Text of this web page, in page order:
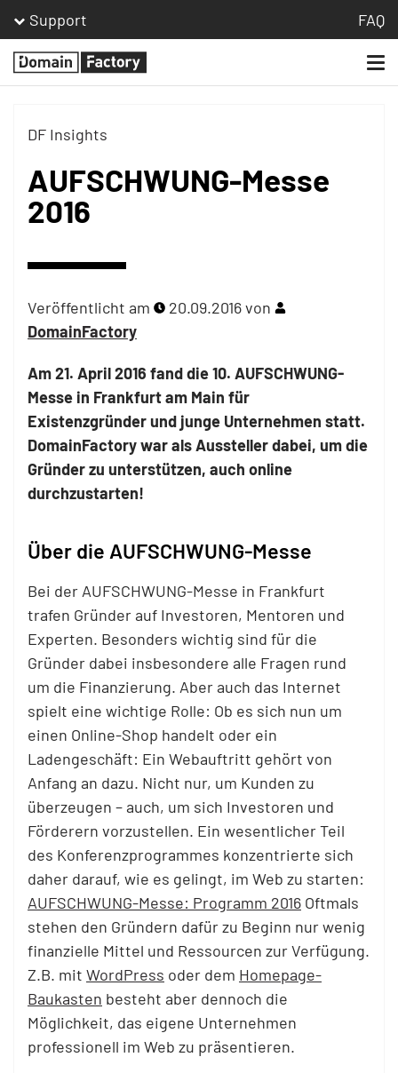
Support FAQ
Homepage
DF Insights
AUFSCHWUNG-Messe
2016
Veröffentlicht am 20.09.2016von
DomainFactory
Am 21. April 2016 fand die 10. AUFSCHWUNG-
Messe in Frankfurt am Main für
Existenzgründer und junge Unternehmen statt.
DomainFactory war als Aussteller dabei, um die
Gründer zu unterstützen, auch online
durchzustarten!
Über die AUFSCHWUNG-Messe
Bei der AUFSCHWUNG-Messe in Frankfurt
trafen Gründer auf Investoren, Mentoren und
Experten. Besonders wichtig sind für die
Gründer dabei insbesondere alle Fragen rund
um die Finanzierung. Aber auch das Internet
spielt eine wichtige Rolle: Ob es sich nun um
einen Online-Shop handelt oder ein
Ladengeschäft: Ein Webauftritt gehört von
Anfang an dazu. Nicht nur, um Kunden zu
überzeugen – auch, um sich Investoren und
Förderern vorzustellen. Ein wesentlicher Teil
des Konferenzprogrammes konzentrierte sich
daher darauf, wie es gelingt, im Web zu starten:
AUFSCHWUNG-Messe: Programm 2016 Oftmals
stehen den Gründern dafür zu Beginn nur wenig
finanzielle Mittel und Ressourcen zur Verfügung.
Z.B. mit WordPress oder dem Homepage-
Baukasten besteht aber dennoch die
Möglichkeit, das eigene Unternehmen
professionell im Web zu präsentieren.